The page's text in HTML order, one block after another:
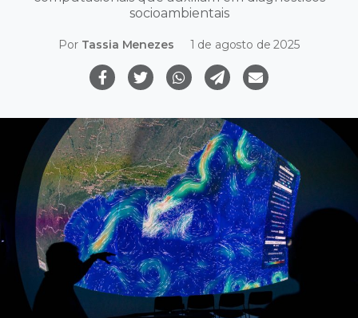
socioambientais
Por Tassia Menezes 1 de agosto de 2025